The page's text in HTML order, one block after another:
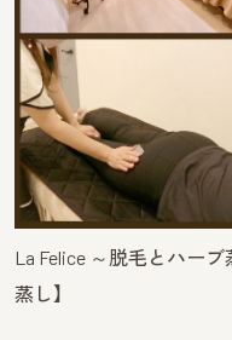
La Felice ～脱毛とハーブ
蒸し】